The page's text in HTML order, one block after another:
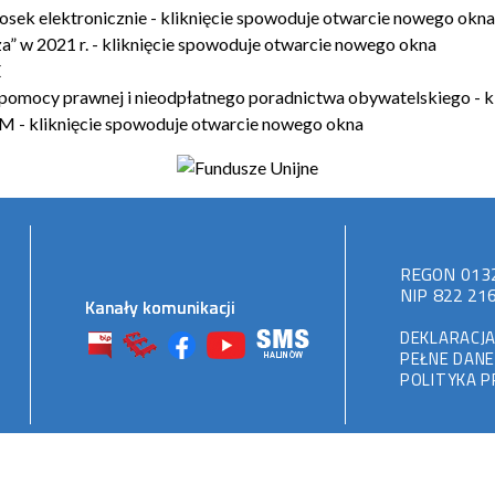
Kanały komunikacji
REGON
NIP 822
PEŁNE
POLITYKA